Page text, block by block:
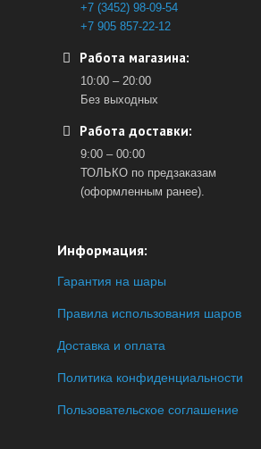
+7 (3452) 98-09-54
+7 905 857-22-12
Работа магазина:
10:00 – 20:00
Без выходных
Работа доставки:
9:00 – 00:00
ТОЛЬКО по предзаказам
(оформленным ранее).
Информация:
Гарантия на шары
Правила использования шаров
Доставка и оплата
Политика конфиденциальности
Пользовательское соглашение